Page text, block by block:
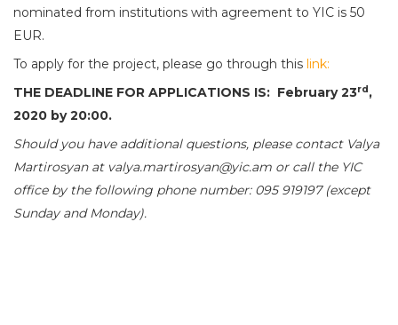
nominated from institutions with agreement to YIC is 50
EUR.
To apply for the project, please go through this link:
THE DEADLINE FOR APPLICATIONS IS: February 23rd,
2020 by 20:00.
Should you have additional questions, please contact Valya
Martirosyan at valya.martirosyan@yic.am or call the YIC
office by the following phone number: 095 919197 (except
Sunday and Monday).